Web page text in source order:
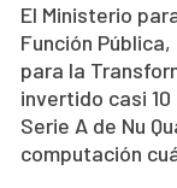
El Ministerio
Función
para la
invertido casi
Serie A de Nu
computación